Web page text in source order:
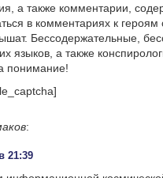
а также комментарии,
в комментариях к
Бессодержательные,
языков, а также
понимание!
:
21:39